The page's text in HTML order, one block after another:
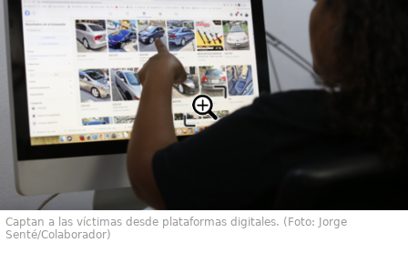
Captan a las víctimas desde plataformas digitales. (Foto: Jorge
Senté/Colaborador)